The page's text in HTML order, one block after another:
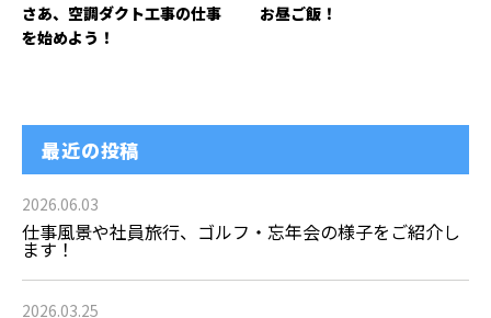
さあ、空調ダクト工事の仕事
を始めよう！
お昼ご飯！
最近の投稿
2026.06.03
仕事風景や社員旅行、ゴルフ・忘年会の様子をご紹介し
ます！
2026.03.25